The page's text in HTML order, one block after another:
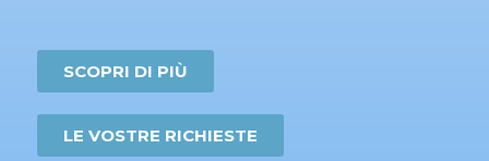
SCOPRI DI PIÙ
LE VOSTRE RICHIESTE